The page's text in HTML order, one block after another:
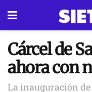
Cárcel de
ahora con
La inauguración